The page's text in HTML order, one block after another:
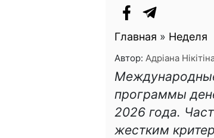
Главная » Неделя
Автор: Адріана
программы
2026 года.
жестким